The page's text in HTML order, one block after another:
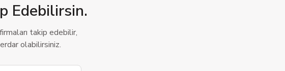
Edebilirsin.
takip edebilir,
olabilirsiniz.